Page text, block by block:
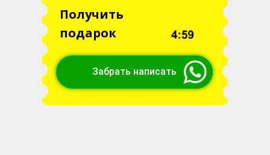
Забрать написать
Получить
подарок